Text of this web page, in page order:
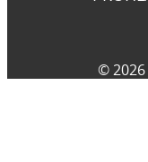
© 2026